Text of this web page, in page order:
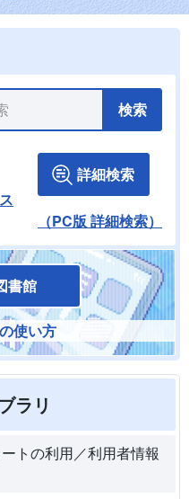
検索
詳細検索
（PC版 詳細検索）
書館
使い方
ラリ
トの利用／利用者情報